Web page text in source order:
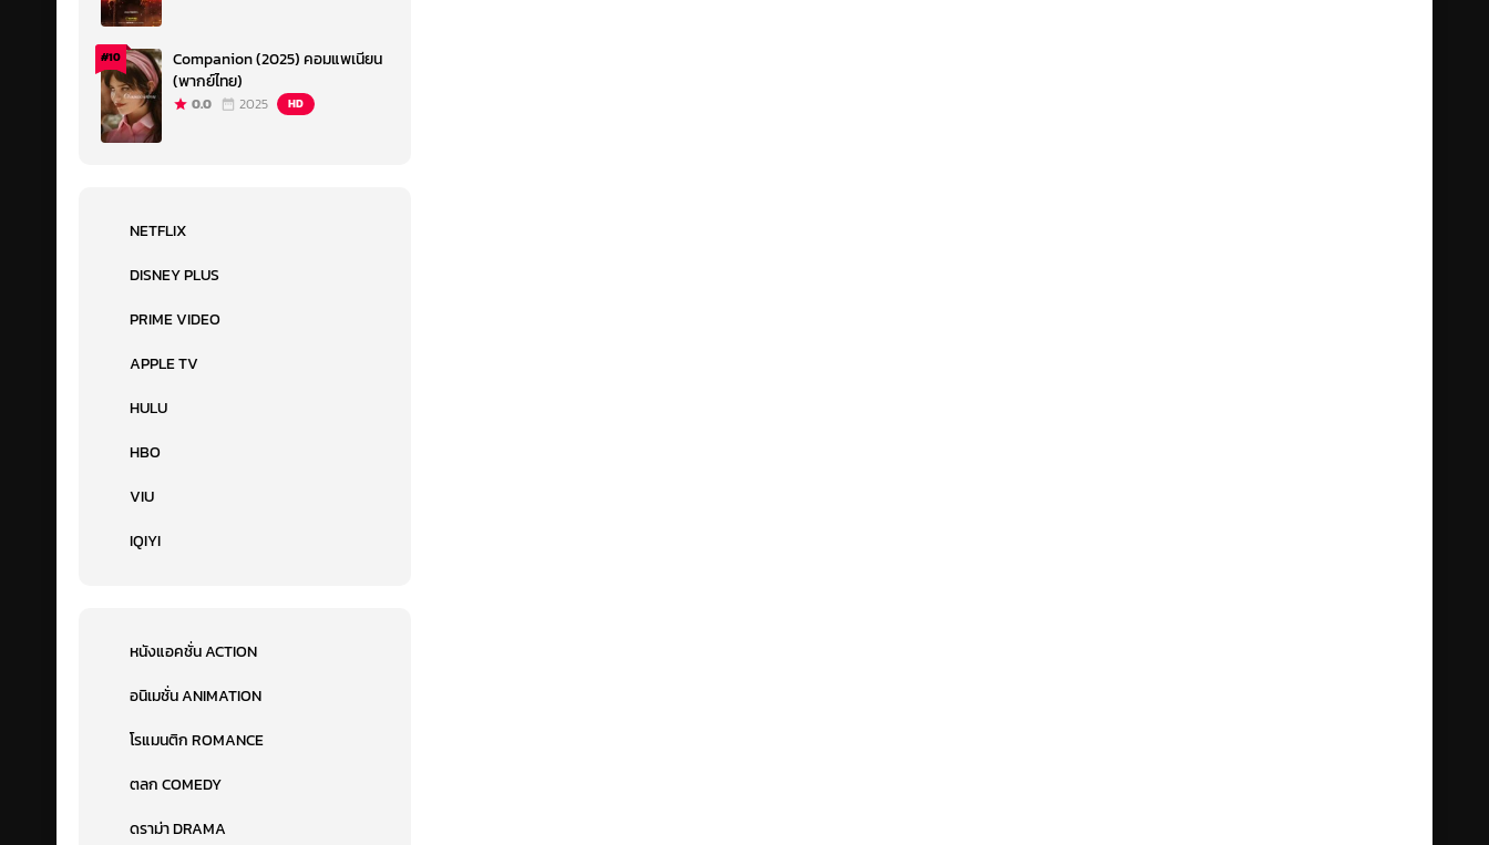
#10
Companion (2025) คอมแพเนียน
(พากย์ไทย)
0.0 2025 HD
NETFLIX
DISNEY PLUS
PRIME VIDEO
APPLE TV
HULU
HBO
VIU
IQIYI
หนังแอคชั่น ACTION
อนิเมชั่น ANIMATION
โรแมนติก ROMANCE
ตลก COMEDY
ดราม่า DRAMA